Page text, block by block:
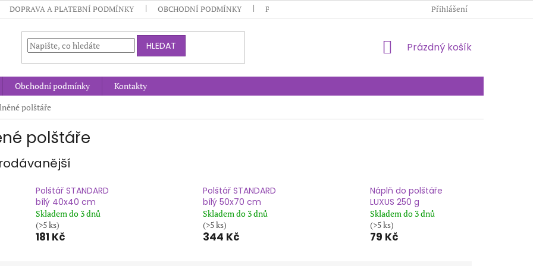
DOPRAVA A PLATEBNÍ PODMÍNKY OBCHODNÍ PODMÍNKY PODMÍNKY OCHRANY OSOBNÍCH ÚDAJŮ KONTAKTY
Přihlášení
HLEDAT
NÁKUPNÍ
Prázdný košík
Obchodní podmínky
Kontakty
polštáře
polštáře
Polštář STANDARD
bílý 40x40 cm
Skladem do 3 dnů
(>5 ks)
181 Kč
Polštář STANDARD
bílý 50x70 cm
Skladem do 3 dnů
(>5 ks)
344 Kč
Náplň do polštáře
LUXUS 250 g
Skladem do 3 dnů
(>5 ks)
79 Kč